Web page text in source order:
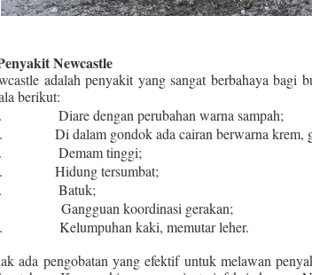
Newcastle
adalah penyakit yang sangat berbahaya bagi
berikut:
Diaredengan perubahan warna sampah;
Di dalam gondok ada cairan berwarna krem,
Demam tinggi;
Hidung tersumbat;
Batuk;
Gangguan koordinasi gerakan;
Kelumpuhan kaki, memutar leher.
ada pengobatan yang efektif untuk melawan